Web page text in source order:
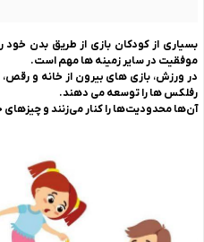
بسیاری از کودکان بازی از طریق بدن
موفقیت در سایر زمینه ها مهم است.
در ورزش، بازی های بیرون از خانه و
رفلکس ها را توسعه می دهند.
آن‌ها محدودیت‌ها را کنار می‌زنند و چیزهای